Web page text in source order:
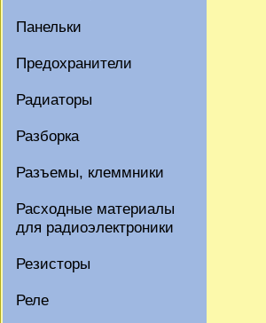
Панельки
Предохранители
Радиаторы
Разборка
Разъемы, клеммники
Расходные материалы
для радиоэлектроники
Резисторы
Реле